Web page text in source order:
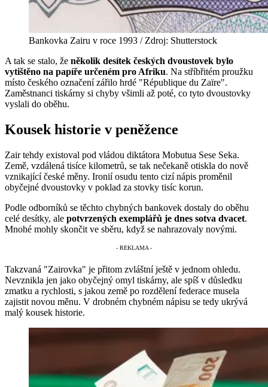
Bankovka Zairu v roce 1993 / Zdroj: Shutterstock
A tak se stalo, že několik desítek českých dvoustovek bylo
vytištěno na papíře určeném pro Afriku. Na stříbřitém proužku
místo českého označení zářilo hrdé "République du Zaïre".
Zaměstnanci tiskárny si chyby všimli až poté, co tyto dvoustovky
vyslali do oběhu.
Kousek historie v peněžence
Zair tehdy existoval pod vládou diktátora Mobutua Sese Seka.
Země, vzdálená tisíce kilometrů, se tak nečekaně otiskla do nově
vznikající české měny. Ironií osudu tento cizí nápis proměnil
obyčejné dvoustovky v poklad za stovky tisíc korun.
Podle odborníků se těchto chybných bankovek dostaly do oběhu
celé desítky, ale potvrzených exemplářů je dnes sotva dvacet.
Mnohé mohly skončit ve sběru, když se nahrazovaly novými.
Takzvaná "Zairovka" je přitom zvláštní ještě v jednom ohledu.
Nevznikla jen jako obyčejný omyl tiskárny, ale spíš v důsledku
zmatku a rychlosti, s jakou země po rozdělení federace musela
zajistit novou měnu. V drobném chybném nápisu se tedy ukrývá
malý kousek historie.